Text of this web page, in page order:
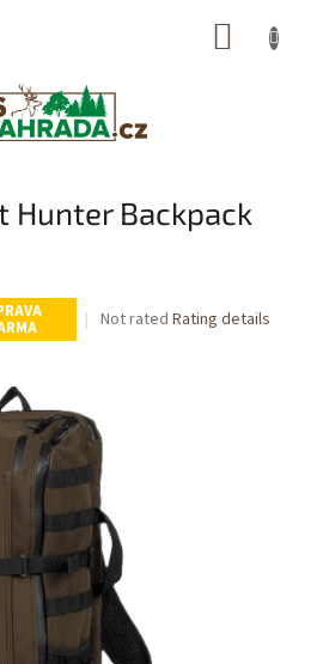
Hunter Backpack
The
0,0
of
5
stars.
Not rated Rating details